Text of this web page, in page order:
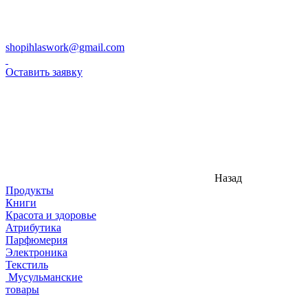
shopihlaswork@gmail.com
Оставить заявку
Назад
Продукты
Книги
Красота и здоровье
Атрибутика
Парфюмерия
Электроника
Текстиль
Мусульманские
товары